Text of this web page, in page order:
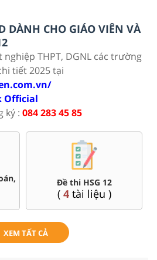
DÀNH CHO GIÁO VIÊN VÀ
THPT, DGNL các trường
tiết 2025 tại
Official
ký : 084 283 45 85
Đề thi HSG 12
( 4tài liệu )
XEM TẤT CẢ